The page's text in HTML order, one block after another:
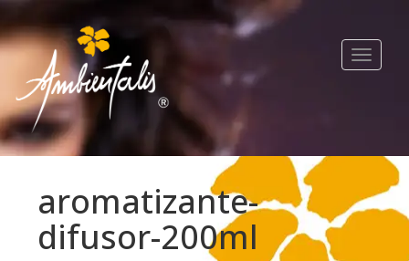
Toggle
aromatizante-
difusor-200ml